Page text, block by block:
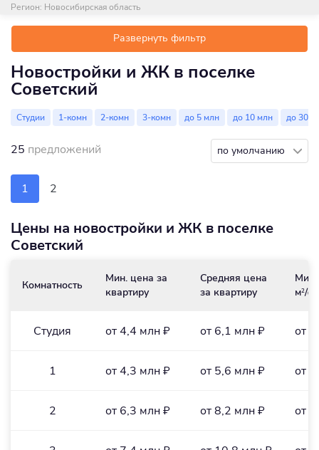
Регион: Новосибирская область
Развернуть фильтр
Новостройки и ЖК в поселке
Советский
Студии 1-комн 2-комн 3-комн до 5 млн до 10 млн до 30 м²
25 предложений по умолчанию
1 2
Цены на новостройки и ЖК в поселке
Советский
Комнатность
Мин. цена за
квартиру
Средняя цена
за квартиру
Мин.
м2/₽
Студия от 4,4 млн ₽ от 6,1 млн ₽ от
1 от 4,3 млн ₽ от 5,6 млн ₽ от
2 от 6,3 млн ₽ от 8,2 млн ₽ от